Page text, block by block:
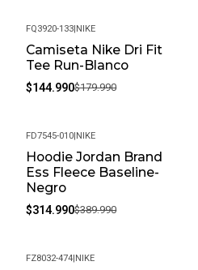
-19%
FQ3920-133 NIKE
Camiseta Nike Dri Fit
Tee Run-Blanco
$144.990$179.990
-19%
FD7545-010 NIKE
Hoodie Jordan Brand
Ess Fleece Baseline-
Negro
$314.990$389.990
FZ8032-474 NIKE